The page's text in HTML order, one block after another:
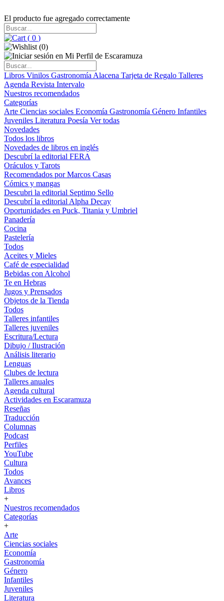
El producto fue agregado correctamente
( 0 )
(0)
Libros Vinilos Gastronomía Alacena Tarjeta de Regalo Talleres
Agenda Revista Intervalo
Nuestros recomendados
Categorías
Arte Ciencias sociales Economía Gastronomía Género Infantiles
Juveniles Literatura Poesía Ver todas
Novedades
Todos los libros
Novedades de libros en inglés
Descubrí la editorial FERA
Oráculos y Tarots
Recomendados por Marcos Casas
Cómics y mangas
Descubri la editorial Septimo Sello
Descubrí la editorial Alpha Decay
Oportunidades en Puck, Titania y Umbriel
Panadería
Cocina
Pastelería
Todos
Aceites y Mieles
Café de especialidad
Bebidas con Alcohol
Te en Hebras
Jugos y Prensados
Objetos de la Tienda
Todos
Talleres infantiles
Talleres juveniles
Escritura/Lectura
Dibujo / Ilustración
Análisis literario
Lenguas
Clubes de lectura
Talleres anuales
Agenda cultural
Actividades en Escaramuza
Reseñas
Traducción
Columnas
Podcast
Perfiles
YouTube
Cultura
Todos
Avances
Libros
+
Nuestros recomendados
Categorías
+
Arte
Ciencias sociales
Economía
Gastronomía
Género
Infantiles
Juveniles
Literatura